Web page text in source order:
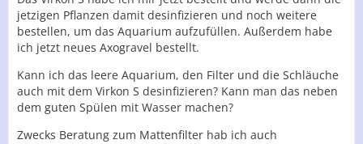
jetzigen Pflanzen damit desinfizieren und noch weitere
bestellen, um das Aquarium aufzufüllen. Außerdem habe
ich jetzt neues Axogravel bestellt.
Kann ich das leere Aquarium, den Filter und die Schläuche
auch mit dem Virkon S desinfizieren? Kann man das neben
dem guten Spülen mit Wasser machen?
Zwecks Beratung zum Mattenfilter hab ich auch